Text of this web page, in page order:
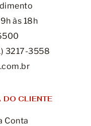
às 18h
3217-3558
DO CLIENTE
Conta